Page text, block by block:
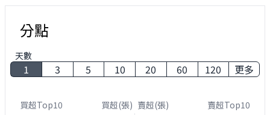
分點
天數
1 3 5 10 20 60 120 更多
買超Top10 買超(張) 賣超(張)
賣超Top10